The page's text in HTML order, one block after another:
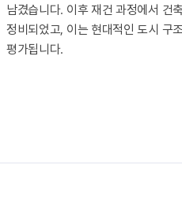
남겼습니다. 이후 재건 과정에서 건
정비되었고, 이는 현대적인 도시 구
평가됩니다.